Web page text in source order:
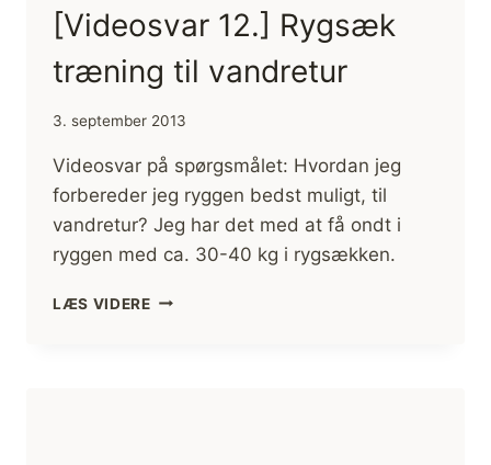
[Videosvar 12.] Rygsæk
træning til vandretur
3. september 2013
Videosvar på spørgsmålet: Hvordan jeg
forbereder jeg ryggen bedst muligt, til
vandretur? Jeg har det med at få ondt i
ryggen med ca. 30-40 kg i rygsækken.
LÆS VIDERE[VIDEOSVAR